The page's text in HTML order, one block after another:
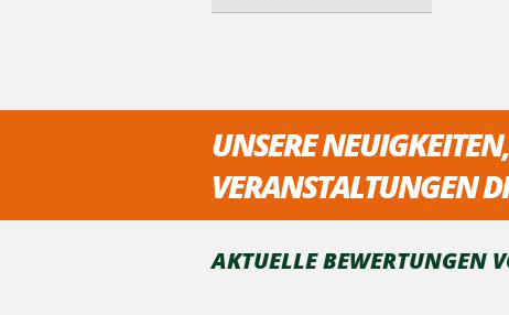
UNSERE
VERANSTALTUNGEN
AKTUELLE BEWERTUNGEN